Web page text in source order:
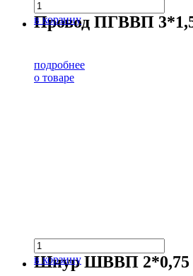
в корзину
Провод ПГВВП
подробнее
о товаре
в корзину
Шнур ШВВП 2*0,75